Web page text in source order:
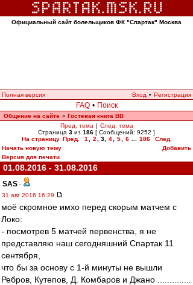
Официальный сайт болельщиков ФК "Спартак" Москва
Полная версия Вход • Регистрация
FAQ • Поиск
Общение на сайте » Гостевая книга ВВ
Пред. тема | След. тема
Страница 3 из 186 [ Сообщений: 9252 ]
На страницу Пред. 1 2 3, 4 5 6 186
След.
Начать новую тему
Добавить
Версия для печати
01.08.2016 - 31.08.2016
SAS -
31 авг 2016 16:29
моё скромное имхо перед скорым матчем с
Локо:
- посмотрев 5 матчей первенства, я не
представляю наш сегодняшний Спартак 11
сентября,
что бы за основу с 1-й минуты не вышли
Ребров, Кутепов, Д. Комбаров и Джано ..............